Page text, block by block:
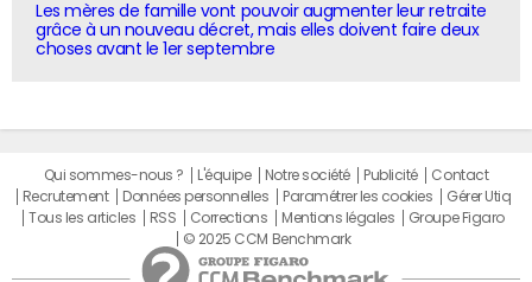
Les mères de famille vont pouvoir augmenter leur retraite
grâce à un nouveau décret, mais elles doivent faire deux
choses avant le 1er septembre
Qui sommes-nous ? L'équipe Notre société Publicité
Contact
Recrutement
Données personnelles Paramétrer les cookies
Gérer Utiq
Tous les articles
RSS Corrections Mentions légales
Groupe Figaro
© 2025 CCM Benchmark